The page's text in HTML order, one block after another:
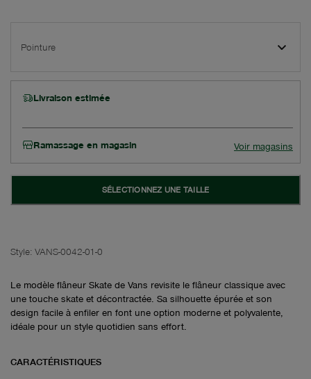
Pointure
Livraison estimée
Ramassage en magasin Voir magasins
SÉLECTIONNEZ UNE TAILLE
Style: VANS-0042-01-0
Le modèle flâneur Skate de Vans revisite le flâneur classique avec
une touche skate et décontractée. Sa silhouette épurée et son
design facile à enfiler en font une option moderne et polyvalente,
idéale pour un style quotidien sans effort.
CARACTÉRISTIQUES